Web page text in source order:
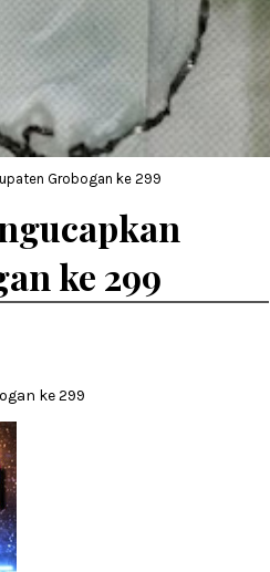
Grobogan ke 299
ke 299
ke 299